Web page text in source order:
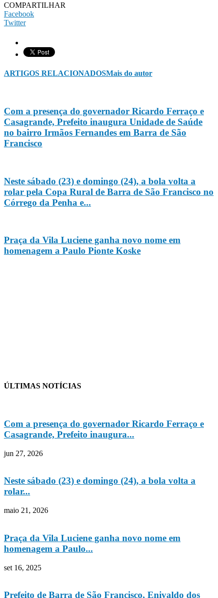
COMPARTILHAR
Facebook
Twitter
ARTIGOS RELACIONADOSMais do autor
Com a presença do governador Ricardo Ferraço e
Casagrande, Prefeito inaugura Unidade de Saúde
no bairro Irmãos Fernandes em Barra de São
Francisco
Neste sábado (23) e domingo (24), a bola volta a
rolar pela Copa Rural de Barra de São Francisco no
Córrego da Penha e...
Praça da Vila Luciene ganha novo nome em
homenagem a Paulo Pionte Koske
ÚLTIMAS NOTÍCIAS
Com a presença do governador Ricardo Ferraço e
Casagrande, Prefeito inaugura...
jun 27, 2026
Neste sábado (23) e domingo (24), a bola volta a
rolar...
maio 21, 2026
Praça da Vila Luciene ganha novo nome em
homenagem a Paulo...
set 16, 2025
Prefeito de Barra de São Francisco, Enivaldo dos